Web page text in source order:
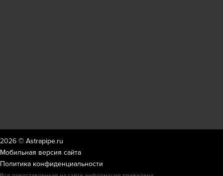
2026 © Astrapipe.ru
Мобильная версия сайта
Политика конфиденциальности